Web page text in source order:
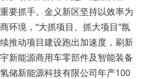
要抓手。金义新区坚持以效率为
环境，“大抓项目、抓大项目”氛
推动项目建设跑出加速度，刷新
新能源商用车零部件及智能装备
储新能源科技有限公司年产100